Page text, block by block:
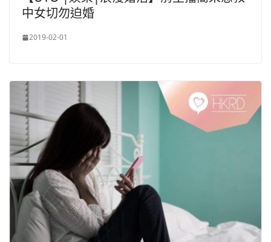
中女切勿迫婚
2019-02-01